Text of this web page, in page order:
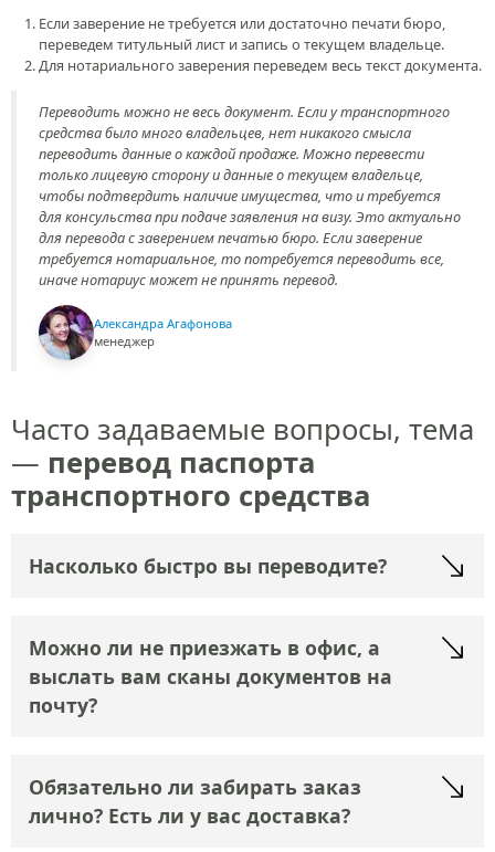
Если заверение не требуется или достаточно печати бюро,
переведем титульный лист и запись о текущем владельце.
Для нотариального заверения переведем весь текст документа.
Переводить можно не весь документ. Если у транспортного
средства было много владельцев, нет никакого смысла
переводить данные о каждой продаже. Можно перевести
только лицевую сторону и данные о текущем владельце,
чтобы подтвердить наличие имущества, что и требуется
для консульства при подаче заявления на визу. Это актуально
для перевода с заверением печатью бюро. Если заверение
требуется нотариальное, то потребуется переводить все,
иначе нотариус может не принять перевод.
Александра Агафонова
менеджер
Часто задаваемые вопросы, тема
— перевод паспорта
транспортного средства
Насколько быстро вы переводите?
Можно ли не приезжать в офис, а
выслать вам сканы документов на
почту?
Обязательно ли забирать заказ
лично? Есть ли у вас доставка?